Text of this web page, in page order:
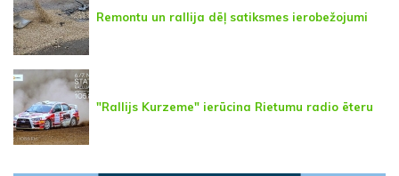
Remontu un rallija dēļ satiksmes ierobežojumi
"Rallijs Kurzeme" ierūcina Rietumu radio ēteru